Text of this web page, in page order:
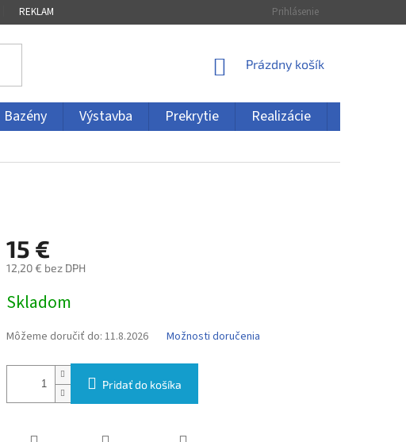
REKLAMÁCIA Prihlásenie
NÁKUPNÝ
Prázdny košík
Bazény Výstavba Prekrytie Realizácie
15 €
12,20 € bez DPH
cena:
Skladom
Môžeme doručiť do: 11.8.2026 Možnosti doručenia
Pridať do košíka